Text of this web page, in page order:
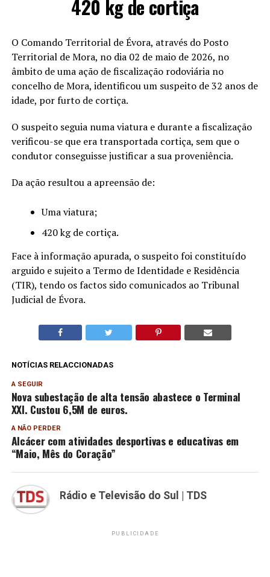
420 kg de cortiça
O Comando Territorial de Évora, através do Posto
Territorial de Mora, no dia 02 de maio de 2026, no
âmbito de uma ação de fiscalização rodoviária no
concelho de Mora, identificou um suspeito de 32 anos de
idade, por furto de cortiça.
O suspeito seguia numa viatura e durante a fiscalização
verificou-se que era transportada cortiça, sem que o
condutor conseguisse justificar a sua proveniência.
Da ação resultou a apreensão de:
Uma viatura;
420 kg de cortiça.
Face à informação apurada, o suspeito foi constituído
arguido e sujeito a Termo de Identidade e Residência
(TIR), tendo os factos sido comunicados ao Tribunal
Judicial de Évora.
NOTÍCIAS RELACCIONADAS
A SEGUIR
Nova subestação de alta tensão abastece o Terminal
XXI. Custou 6,5M de euros.
A NÃO PERDER
Alcácer com atividades desportivas e educativas em
“Maio, Mês do Coração”
Rádio e Televisão do Sul | TDS
PUBLICIDADE